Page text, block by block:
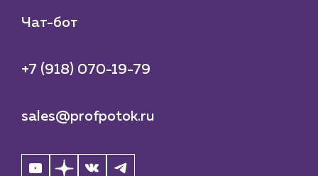
Чат-бот
+7 (918) 070-19-79
sales@profpotok.ru